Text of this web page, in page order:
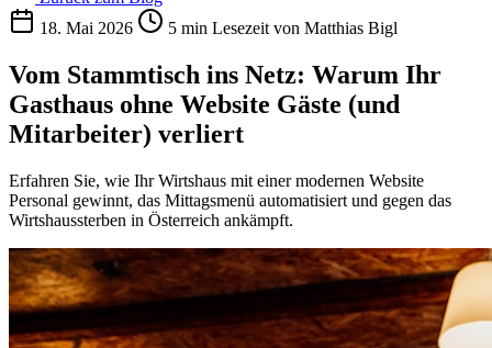
18. Mai 2026
5 min Lesezeit von Matthias Bigl
Vom Stammtisch ins Netz: Warum Ihr
Gasthaus ohne Website Gäste (und
Mitarbeiter) verliert
Erfahren Sie, wie Ihr Wirtshaus mit einer modernen Website
Personal gewinnt, das Mittagsmenü automatisiert und gegen das
Wirtshaussterben in Österreich ankämpft.